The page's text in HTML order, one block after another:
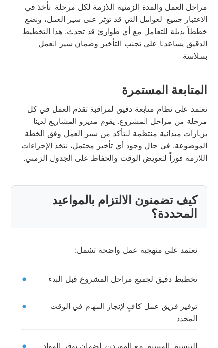
مراحل العمل والمدة الزمنية اللازمة لكل مرحلة. نأخذ في
الاعتبار جميع العوامل التي قد تؤثر على سير العمل، ونضع
خططاً بديلة للتعامل مع أي طوارئ قد تحدث. هذا التخطيط
الدقيق يساعدنا على تجنب التأخير وضمان سير العمل
بسلاسة.
المتابعة المستمرة
نعتمد على نظام متابعة دقيق لمراقبة تقدم العمل في كل
مرحلة من مراحل المشروع. يقوم مديرو المشاريع لدينا
بزيارات ميدانية منتظمة للتأكد من سير العمل وفق الخطة
الموضوعة. في حال وجود أي تأخير محتمل، نتخذ الإجراءات
اللازمة فوراً لتعويض الوقت والحفاظ على الجدول الزمني.
كيف تضمنون الالتزام بالمواعيد
المحددة؟
نعتمد على منهجية عمل واضحة تشمل:
تخطيط دقيق لجميع مراحل المشروع قبل البدء
توفير فريق عمل كافٍ لإنجاز المهام في الوقت
المحدد
التنسيق المسبق مع الموردين لضمان توفر المواد